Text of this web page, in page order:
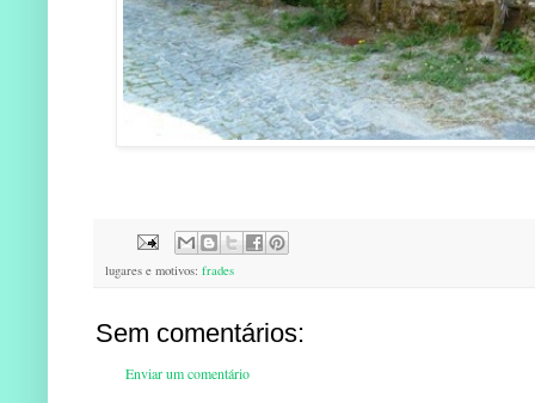
lugares e motivos: frades
Sem comentários:
Enviar um comentário